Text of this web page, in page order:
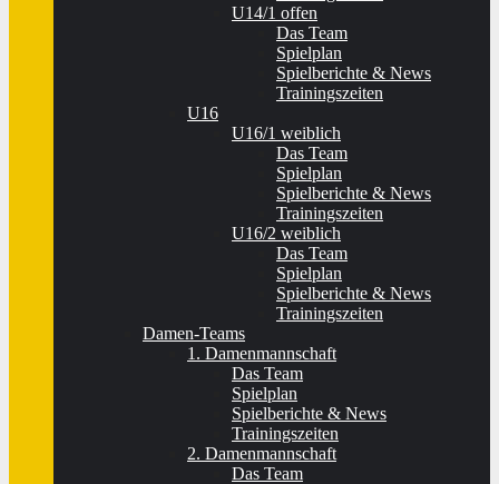
U14/1 offen
Das Team
Spielplan
Spielberichte & News
Trainingszeiten
U16
U16/1 weiblich
Das Team
Spielplan
Spielberichte & News
Trainingszeiten
U16/2 weiblich
Das Team
Spielplan
Spielberichte & News
Trainingszeiten
Damen-Teams
1. Damenmannschaft
Das Team
Spielplan
Spielberichte & News
Trainingszeiten
2. Damenmannschaft
Das Team